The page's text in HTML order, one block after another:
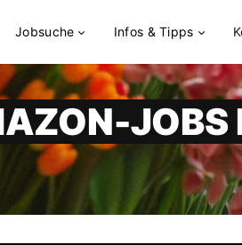
Jobsuche Infos & Tipps
JOBS